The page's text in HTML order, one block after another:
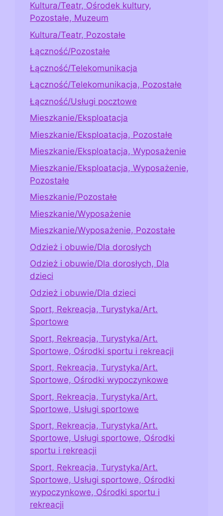
Kultura/Teatr, Ośrodek kultury,
Pozostałe, Muzeum
Kultura/Teatr, Pozostałe
Łączność/Pozostałe
Łączność/Telekomunikacja
Łączność/Telekomunikacja, Pozostałe
Łączność/Usługi pocztowe
Mieszkanie/Eksploatacja
Mieszkanie/Eksploatacja, Pozostałe
Mieszkanie/Eksploatacja, Wyposażenie
Mieszkanie/Eksploatacja, Wyposażenie,
Pozostałe
Mieszkanie/Pozostałe
Mieszkanie/Wyposażenie
Mieszkanie/Wyposażenie, Pozostałe
Odzież i obuwie/Dla dorosłych
Odzież i obuwie/Dla dorosłych, Dla
dzieci
Odzież i obuwie/Dla dzieci
Sport, Rekreacja, Turystyka/Art.
Sportowe
Sport, Rekreacja, Turystyka/Art.
Sportowe, Ośrodki sportu i rekreacji
Sport, Rekreacja, Turystyka/Art.
Sportowe, Ośrodki wypoczynkowe
Sport, Rekreacja, Turystyka/Art.
Sportowe, Usługi sportowe
Sport, Rekreacja, Turystyka/Art.
Sportowe, Usługi sportowe, Ośrodki
sportu i rekreacji
Sport, Rekreacja, Turystyka/Art.
Sportowe, Usługi sportowe, Ośrodki
wypoczynkowe, Ośrodki sportu i
rekreacji